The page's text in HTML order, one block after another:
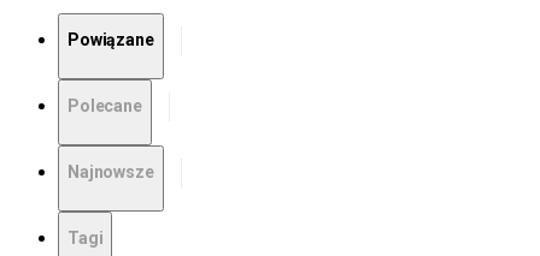
Powiązane
Polecane
Najnowsze
Tagi